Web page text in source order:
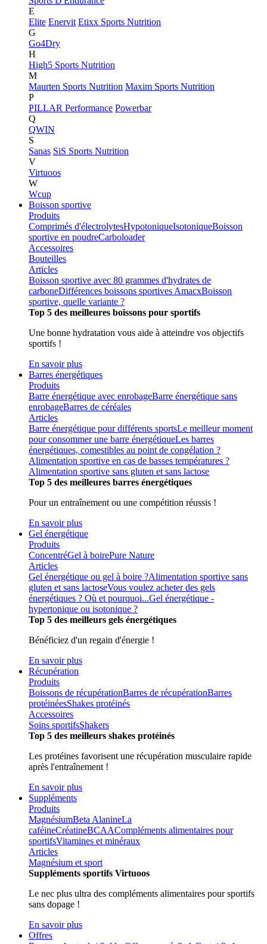
E
Elite Enervit Etixx Sports Nutrition
G
Go4Dry
H
High5 Sports Nutrition
M
Maurten Sports Nutrition Maxim Sports Nutrition
P
PILLAR Performance Powerbar
Q
QWIN
S
Sanas SiS Sports Nutrition
V
Virtuoos
W
Wcup
Boisson sportive
Produits
Comprimés d'électrolytesHypotoniqueIsotoniqueBoisson
sportive en poudreCarboloader
Accessoires
Bouteilles
Articles
Boisson sportive avec 80 grammes d'hydrates de
carboneDifférences boissons sportives AmacxBoisson
sportive, quelle variante ?
Top 5 des meilleures boissons pour sportifs
Une bonne hydratation vous aide à atteindre vos objectifs
sportifs !
En savoir plus
Barres énergétiques
Produits
Barre énergétique avec enrobageBarre énergétique sans
enrobageBarres de céréales
Articles
Barre énergétique pour différents sportsLe meilleur moment
pour consommer une barre énergétiqueLes barres
énergétiques, comestibles au point de congélation ?
Alimentation sportive en cas de basses températures ?
Alimentation sportive sans gluten et sans lactose
Top 5 des meilleures barres énergétiques
Pour un entraînement ou une compétition réussis !
En savoir plus
Gel énergétique
Produits
ConcentréGel à boirePure Nature
Articles
Gel énergétique ou gel à boire ?Alimentation sportive sans
gluten et sans lactoseVous voulez acheter des gels
énergétiques ? Où et pourquoi...Gel énergétique -
hypertonique ou isotonique ?
Top 5 des meilleurs gels énergétiques
Bénéficiez d'un regain d'énergie !
En savoir plus
Récupération
Produits
Boissons de récupérationBarres de récupérationBarres
protéinéesShakes protéinés
Accessoires
Soins sportifsShakers
Top 5 des meilleurs shakes protéinés
Les protéines favorisent une récupération musculaire rapide
après l'entraînement !
En savoir plus
Suppléments
Produits
MagnésiumBeta AlanineLa
caféineCréatineBCAACompléments alimentaires pour
sportifsVitamines et minéraux
Articles
Magnésium et sport
Suppléments sportifs Virtuoos
Le nec plus ultra des compléments alimentaires pour sportifs
sans dopage !
En savoir plus
Offres